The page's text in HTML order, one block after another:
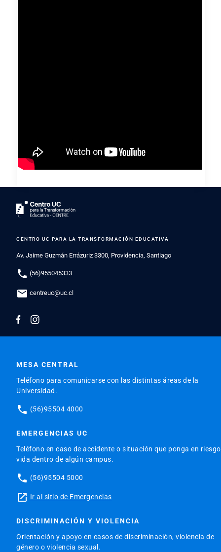
CENTRO UC PARA LA TRANSFORMACIÓN EDUCATIVA
Av. Jaime Guzmán Errázuriz 3300, Providencia, Santiago
phone (56)955045333
mail centreuc@uc.cl
MESA CENTRAL
Teléfono para comunicarse con las distintas áreas de la
Universidad.
phone (56)95504 4000
EMERGENCIAS UC
Teléfono en caso de accidente o situación que ponga en
vida dentro de algún campus.
phone (56)95504 5000
launch Ir al sitio de Emergencias
DISCRIMINACIÓN Y VIOLENCIA
Orientación y apoyo en casos de discriminación, violencia de
género o violencia sexual.